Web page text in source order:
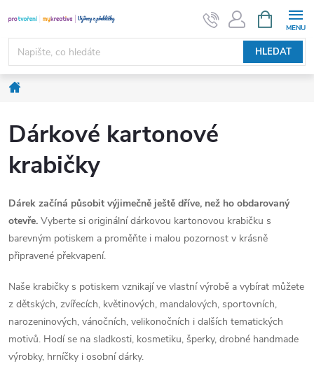
na
obsah
HLEDAT
NÁKUPNÍ
KOŠÍK
Domů
Dárkové kartonové
krabičky
Dárek začíná působit výjimečně ještě dříve, než ho obdarovaný
otevře. Vyberte si originální dárkovou kartonovou krabičku s
barevným potiskem a proměňte i malou pozornost v krásně
připravené překvapení.
Naše krabičky s potiskem vznikají ve vlastní výrobě a vybírat můžete
z dětských, zvířecích, květinových, mandalových, sportovních,
narozeninových, vánočních, velikonočních i dalších tematických
motivů. Hodí se na sladkosti, kosmetiku, šperky, drobné handmade
výrobky, hrníčky i osobní dárky.